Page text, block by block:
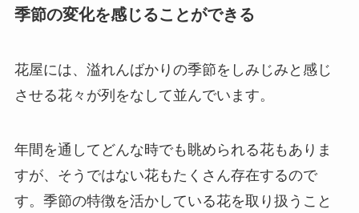
季節の変化を感じることができる
花屋には、溢れんばかりの季節をしみじみと感じ
させる花々が列をなして並んでいます。
年間を通してどんな時でも眺められる花もありま
すが、そうではない花もたくさん存在するので
す。季節の特徴を活かしている花を取り扱うこと